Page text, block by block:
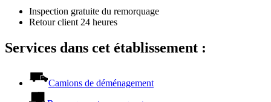
Inspection gratuite du remorquage
Retour client 24 heures
Services dans cet établissement :
Camions de déménagement